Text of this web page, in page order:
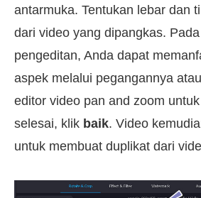
antarmuka. Tentukan lebar dan
dari video yang dipangkas. Pada
pengeditan, Anda dapat
aspek melalui pegangannya
editor video pan and zoom
selesai, klik baik. Video
untuk membuat duplikat dari